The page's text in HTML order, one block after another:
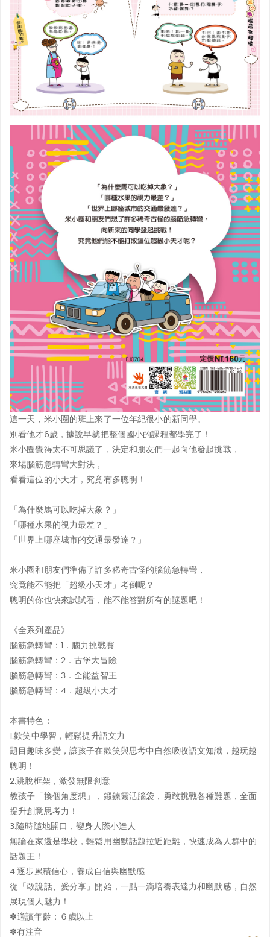
這一天，米小圈的班上來了一位年紀很小的新同學。
別看他才6歲，據說早就把整個國小的課程都學完了！
米小圈覺得太不可思議了，決定和朋友們一起向他發起挑戰，
來場腦筋急轉彎大對決，
看看這位的小天才，究竟有多聰明！
「為什麼馬可以吃掉大象？」
「哪種水果的視力最差？」
「世界上哪座城市的交通最發達？」
米小圈和朋友們準備了許多稀奇古怪的腦筋急轉彎，
究竟能不能把「超級小天才」考倒呢？
聰明的你也快來試試看，能不能答對所有的謎題吧！
《全系列產品》
腦筋急轉彎：1．腦力挑戰賽
腦筋急轉彎：2．古堡大冒險
腦筋急轉彎：3．全能益智王
腦筋急轉彎：4．超級小天才
本書特色：
1.歡笑中學習，輕鬆提升語文力
題目趣味多變，讓孩子在歡笑與思考中自然吸收語文知識，越玩越
聰明！
2.跳脫框架，激發無限創意
教孩子「換個角度想」，鍛鍊靈活腦袋，勇敢挑戰各種難題，全面
提升創意思考力！
3.隨時隨地開口，變身人際小達人
無論在家還是學校，輕鬆用幽默話題拉近距離，快速成為人群中的
話題王！
4.逐步累積信心，養成自信與幽默感
從「敢說話、愛分享」開始，一點一滴培養表達力和幽默感，自然
展現個人魅力！
✽適讀年齡：６歲以上
✽有注音